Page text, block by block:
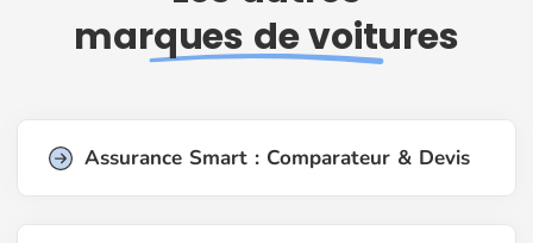
marques de voitures
Assurance Smart : Comparateur & Devis